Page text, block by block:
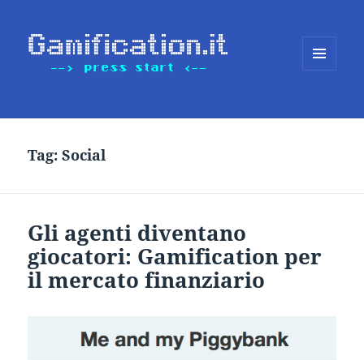
Tag:Social
Gli agenti diventano
giocatori: Gamification per
il mercato finanziario